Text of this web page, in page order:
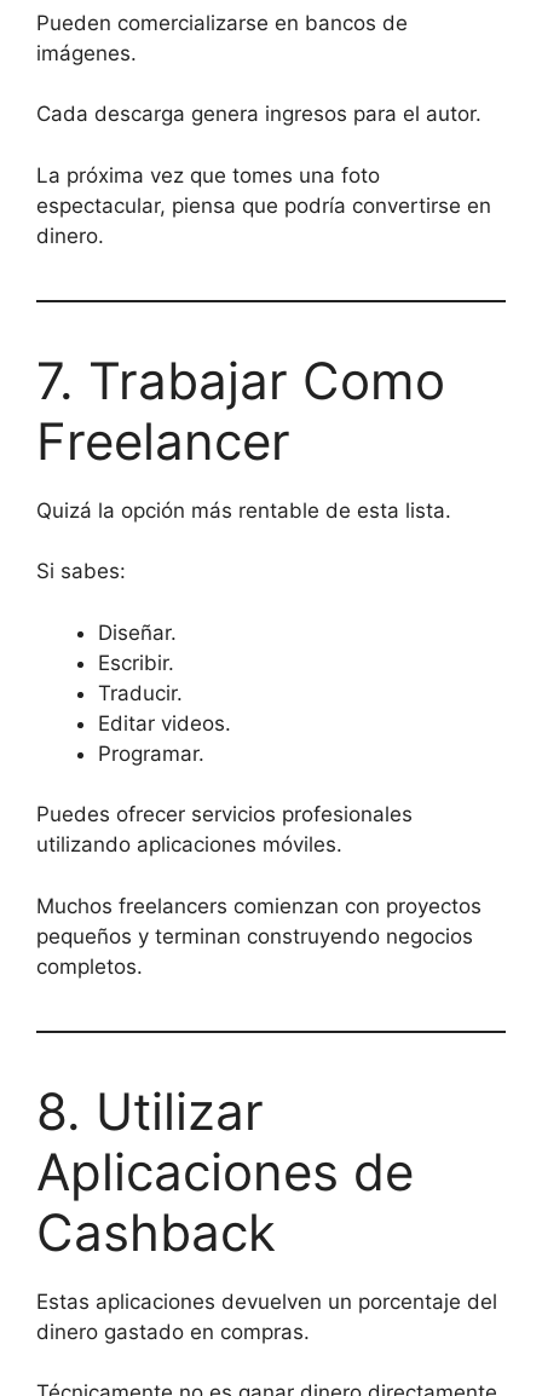
Pueden comercializarse en bancos de
imágenes.
Cada descarga genera ingresos para el autor.
La próxima vez que tomes una foto
espectacular, piensa que podría convertirse en
dinero.
7. Trabajar Como
Freelancer
Quizá la opción más rentable de esta lista.
Si sabes:
Diseñar.
Escribir.
Traducir.
Editar videos.
Programar.
Puedes ofrecer servicios profesionales
utilizando aplicaciones móviles.
Muchos freelancers comienzan con proyectos
pequeños y terminan construyendo negocios
completos.
8. Utilizar
Aplicaciones de
Cashback
Estas aplicaciones devuelven un porcentaje del
dinero gastado en compras.